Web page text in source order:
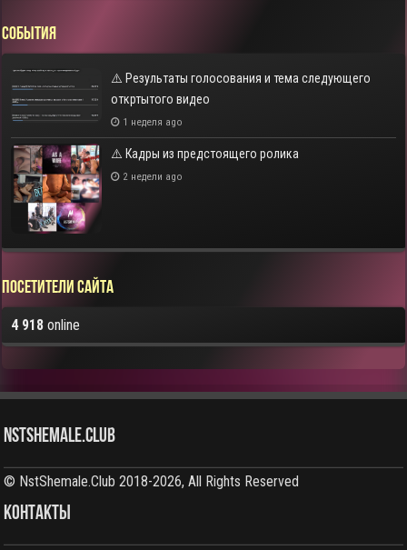
СОБЫТИЯ
⚠️ Результаты голосования и тема следующего
откртытого видео
1 неделя ago
⚠️ Кадры из предстоящего ролика
2 недели ago
Посетители сайта
4 918 online
NstShemale.Club
© NstShemale.Club 2018-2026, All Rights Reserved
КОНТАКТЫ